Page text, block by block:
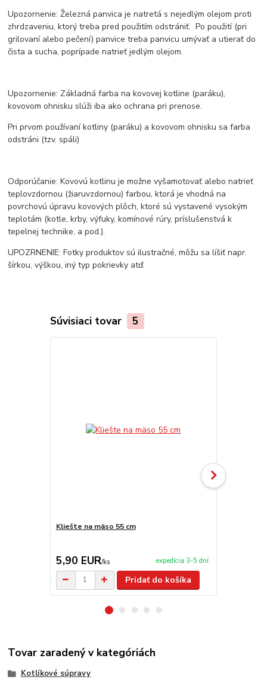
Upozornenie: Železná panvica je natretá s nejedlým olejom proti
zhrdzaveniu, ktorý treba pred použitím odstrániť. Po použití (pri
grilovaní alebo pečení) panvice treba panvicu umývať a utierať do
čista a sucha, poprípade natrieť jedlým olejom.
Upozornenie: Základná farba na kovovej kotline (paráku),
kovovom ohnisku slúži iba ako ochrana pri prenose.
Pri prvom používaní kotliny (paráku) a kovovom ohnisku sa farba
odstráni (tzv. spáli)
Odporúčanie: Kovovú kotlinu je možne vyšamotovať alebo natrieť
teplovzdornou (žiaruvzdornou) farbou, ktorá je vhodná na
povrchovú úpravu kovových plôch, ktoré sú vystavené vysokým
teplotám (kotle, krby, výfuky, komínové rúry, príslušenstvá k
tepelnej technike, a pod.).
UPOZRNENIE: Fotky produktov sú ilustračné, môžu sa líšiť napr.
šírkou, výškou, iný typ pokrievky atď.
Súvisiaci tovar 5
Kliešte na mäso 55 cm
5,90 EUR/ks expedícia 3-5 dní
Pridať do košíka
Tovar zaradený v kategóriách
Kotlíkové súpravy